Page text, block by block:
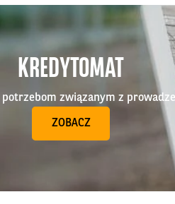
KREDYTOMAT
związanym z
ZOBACZ